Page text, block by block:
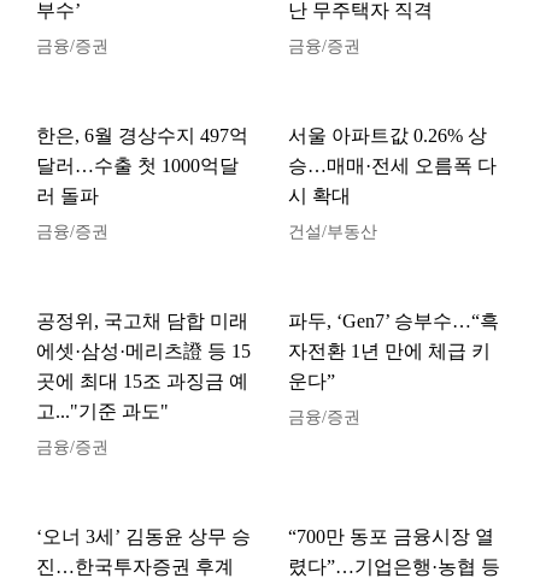
부수’
금융/증권
난 무주택자 직격
금융/증권
한은, 6월 경상수지 497억
달러…수출 첫 1000억달
러 돌파
금융/증권
서울 아파트값 0.26% 상
승…매매·전세 오름폭 다
시 확대
건설/부동산
공정위, 국고채 담합 미래
에셋·삼성·메리츠證 등 15
곳에 최대 15조 과징금 예
고..."기준 과도"
금융/증권
파두, ‘Gen7’ 승부수…“흑
자전환 1년 만에 체급 키
운다”
금융/증권
‘오너 3세’ 김동윤 상무 승
진…한국투자증권 후계
“700만 동포 금융시장 열
렸다”…기업은행·농협 등